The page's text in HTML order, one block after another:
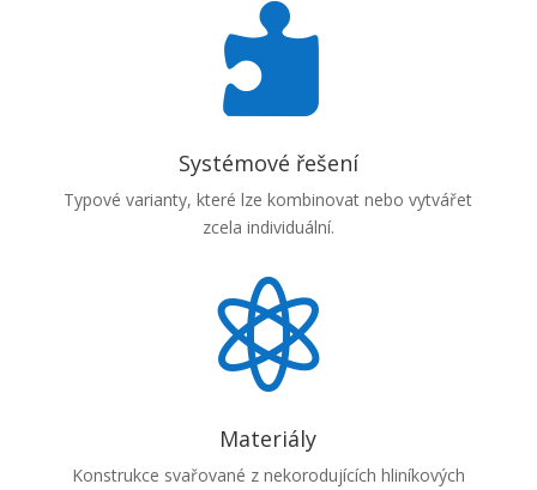

Systémové řešení
Typové varianty, které lze kombinovat nebo vytvářet
zcela individuální.

Materiály
Konstrukce svařované z nekorodujících hliníkových